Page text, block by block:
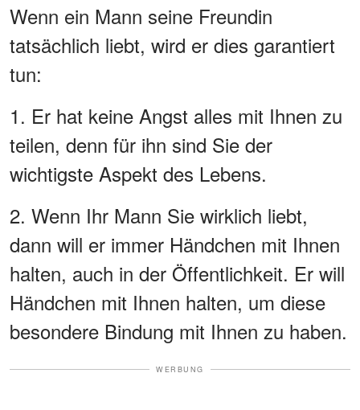
Wenn ein Mann seine Freundin
tatsächlich liebt, wird er dies garantiert
tun:
1. Er hat keine Angst alles mit Ihnen zu
teilen, denn für ihn sind Sie der
wichtigste Aspekt des Lebens.
2. Wenn Ihr Mann Sie wirklich liebt,
dann will er immer Händchen mit Ihnen
halten, auch in der Öffentlichkeit. Er will
Händchen mit Ihnen halten, um diese
besondere Bindung mit Ihnen zu haben.
WERBUNG